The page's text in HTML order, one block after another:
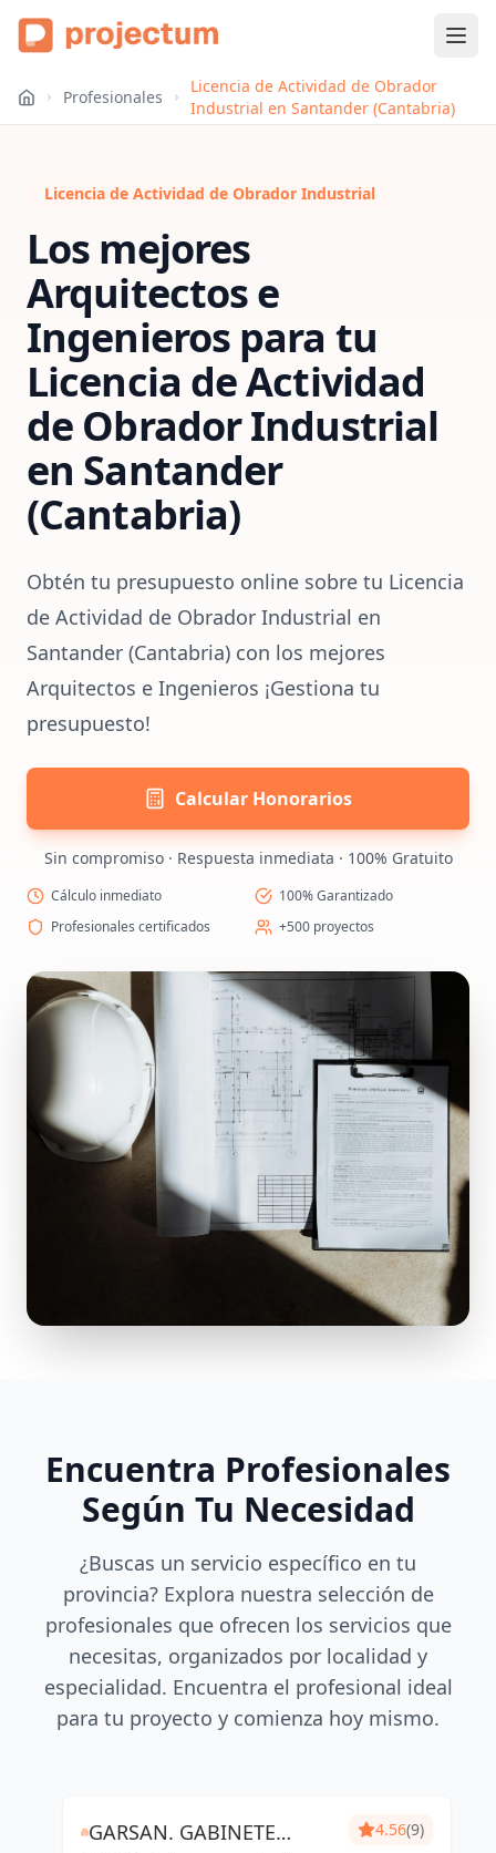
Profesionales
Licencia de Actividad de Obrador
Industrial en Santander (Cantabria)
Licencia de Actividad de Obrador Industrial
Los mejores
Arquitectos e
Ingenieros para tu
Licencia de Actividad
de Obrador Industrial
en Santander
(Cantabria)
Obtén tu presupuesto online sobre tu Licencia
de Actividad de Obrador Industrial en
Santander (Cantabria) con los mejores
Arquitectos e Ingenieros ¡Gestiona tu
presupuesto!
Calcular Honorarios
Sin compromiso · Respuesta inmediata · 100% Gratuito
Cálculo inmediato
100% Garantizado
Profesionales certificados
+500 proyectos
Encuentra Profesionales
Según Tu Necesidad
¿Buscas un servicio específico en tu
provincia? Explora nuestra selección de
profesionales que ofrecen los servicios que
necesitas, organizados por localidad y
especialidad. Encuentra el profesional ideal
para tu proyecto y comienza hoy mismo.
GARSAN. GABINETE
4.56(9)